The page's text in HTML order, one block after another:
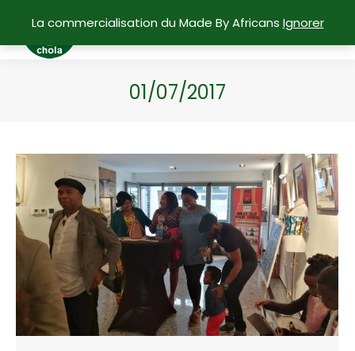
01/07/2017
La commercialisation du Made By Africans Ignorer